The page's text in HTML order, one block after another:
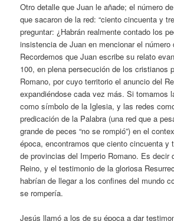
Otro detalle que Juan le añade; el número
que sacaron de la red: “ciento cincuenta y
preguntar: ¿Habrán realmente contado los
insistencia de Juan en mencionar el número
Recordemos que Juan escribe su relato
100, en plena persecución de los cristianos
Romano, por cuyo territorio el anuncio del
expandiéndose cada vez más. Si tomamos
como símbolo de la Iglesia, y las redes
predicación de la Palabra (una red que a
grande de peces “no se rompió”) en el
época, encontramos que ciento cincuenta y
de provincias del Imperio Romano. Es decir
Reino, y el testimonio de la gloriosa
habrían de llegar a los confines del mundo
se rompería.
Jesús llamó a los de su época a dar